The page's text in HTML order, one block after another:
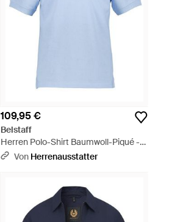
109,95 €
Belstaff
Herren Polo-Shirt Baumwoll-Piqué -
BlauVon Herrenausstatter